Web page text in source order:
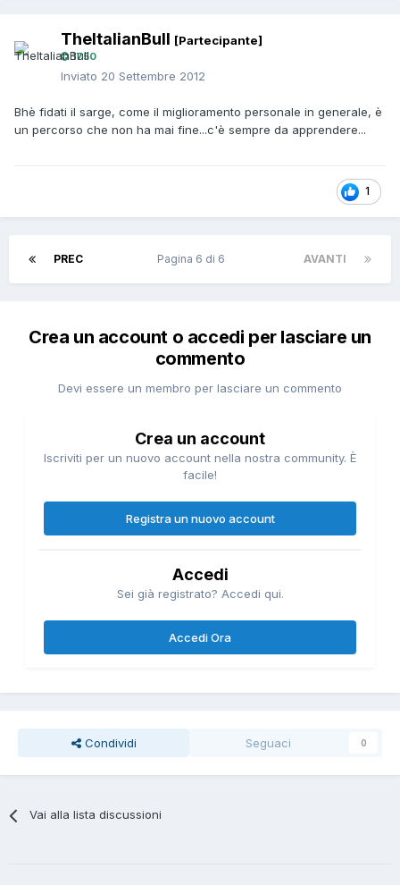
TheItalianBull [Partecipante]
1750
Inviato 20 Settembre 2012
Bhè fidati il sarge, come il miglioramento personale in generale, è
un percorso che non ha mai fine...c'è sempre da apprendere...
1
PREC AVANTI
Pagina 6 di 6
Crea un account o accedi per lasciare un
commento
Devi essere un membro per lasciare un commento
Crea un account
Iscriviti per un nuovo account nella nostra community. È
facile!
Registra un nuovo account
Accedi
Sei già registrato? Accedi qui.
Accedi Ora
Condividi Seguaci 0
Vai alla lista discussioni